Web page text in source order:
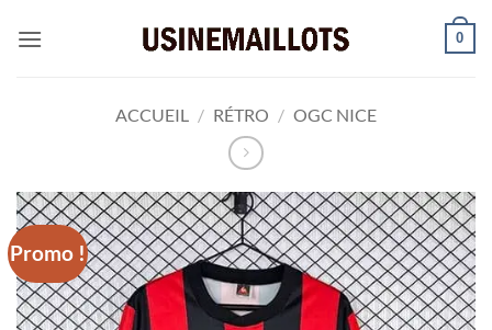
0
ACCUEIL / RÉTRO / OGC NICE
Promo !